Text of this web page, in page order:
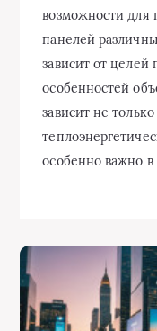
возможности для
панелей
зависит от целей
особенностей
зависит не
особенно важно в